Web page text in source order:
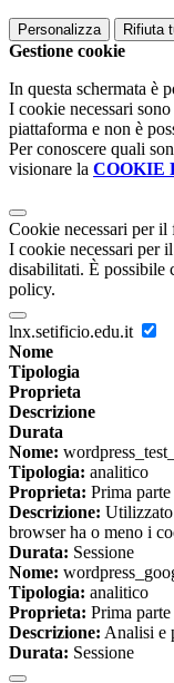
Personalizza Rifiuta
Gestione cookie
In questa schermata è
I cookie necessari
piattaforma e non è
Per conoscere quali
visionare la COOKIE
Cookie necessari per il
I cookie necessari per
disabilitati. È possibile
policy.
lnx.setificio.edu.it
Nome
Tipologia
Proprieta
Descrizione
Durata
Nome:
Tipologia: analitico
Proprieta: Prima parte
Descrizione: Utilizzato
browser ha o meno i
Durata: Sessione
Nome:
Tipologia: analitico
Proprieta: Prima parte
Descrizione: Analisi e
Durata: Sessione